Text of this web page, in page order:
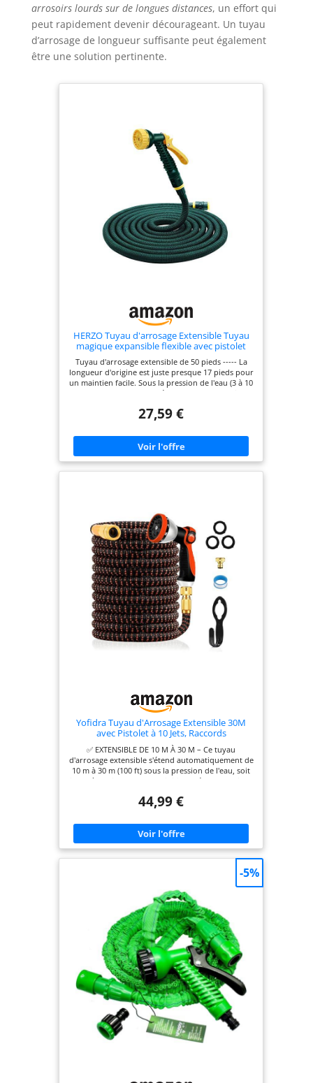
arrosoirs lourds sur de longues distances, un effort qui
peut rapidement devenir décourageant. Un tuyau
d’arrosage de longueur suffisante peut également
être une solution pertinente.
HERZO Tuyau d'arrosage Extensible Tuyau
magique expansible flexible avec pistolet
(15m)
Tuyau d'arrosage extensible de 50 pieds ----- La
longueur d'origine est juste presque 17 pieds pour
un maintien facile. Sous la pression de l'eau (3 à 10
bars), ce tuyau peut dépenser plus de 3 fois
lorsque l'eau est au-dessus de ce tuyau de jardin,
que vous puissiez le transporter facilement, peu
importe où vous allez et utilisez. Corps durable et
solide ----- Le tuyau d'arrosage HERZO est
fabriqué par un noyau de coureur extérieur et
--- Vous avez 7 modèles de pulvérisation: cône,
plein, plat, centre, jet, douche et brouillard.Vous
pouvez faire une gamme de choses sous les
modèles ci-dessous tels que le lavage de voiture,
le lavage des animaux de compagnie, arrosage du
jardin et ainsi de suite.Tout ce que vous avez à
faire est d'appuyer simplement sur la gâchette.
Raccords de connecteur sans retenue ----- Nous
utilisons les raccords avancés et vous pouvez
facilement connecter le robinet d'eau à travers les
raccords flexibles.Et ce raccord est également
fabriqué à partir de matériaux durables afin qu'il
ait une longue durée de vie. Plus vous pouvez
27,59 €
Yofidra Tuyau d'Arrosage Extensible 30M
avec Pistolet à 10 Jets, Raccords
✅ EXTENSIBLE DE 10 M À 30 M – Ce tuyau
d'arrosage extensible s'étend automatiquement de
10 m à 30 m (100 ft) sous la pression de l'eau, soit
jusqu'à 3 fois sa longueur initiale. Léger et flexible,
nœuds et de torsions pour un arrosage plus
MÉTALLIQUES ANTI-FUITE – Ce tuyau d'arrosage
est équipé de raccords métalliques universels 3/4"
et 1/2", compatibles avec la majorité des robinets
standards. Sa conception étanche aide à limiter les
vos travaux d'arrosage. ✅ PISTOLET D'ARROSAGE
10 MODES – Livré avec un pistolet multifonction à
10 jets (Jet, Douche, Brouillard, Cône, Plat, etc.), ce
tuyau extensible répond à tous les besoins :
arrosage du jardin, nettoyage de terrasse, lavage
de voiture, entretien extérieur ou soins des
animaux. ✅ TUYAU D'ARROSAGE FLEXIBLE ET
RÉSISTANT – Fabriqué avec un tissu haute densité
3450D et un noyau en latex 3 couches, ce tuyau
d'arrosage extensible offre une excellente
résistance à l'usure, aux pliures et aux torsions.
Idéal pour une utilisation régulière dans le jardin
ou autour de la maison. ✅ RANGEMENT COMPACT
ET UTILISATION POLYVALENTE – Une fois l'eau
coupée, ce tuyau d’arrosage extensible retrouve
rapidement sa taille initiale de 10 m pour un
rangement facile. Compact et peu encombrant, il
44,99 €
-5%